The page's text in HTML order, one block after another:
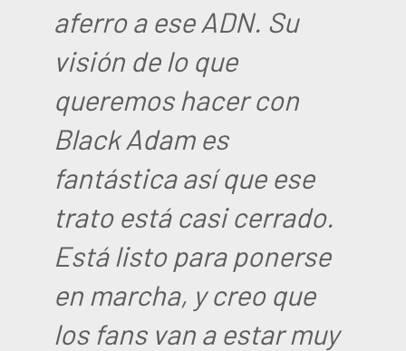
aferro a ese ADN. Su
visión de lo que
queremos hacer con
Black Adam es
fantástica así que ese
trato está casi cerrado.
Está listo para ponerse
en marcha, y creo que
los fans van a estar muy